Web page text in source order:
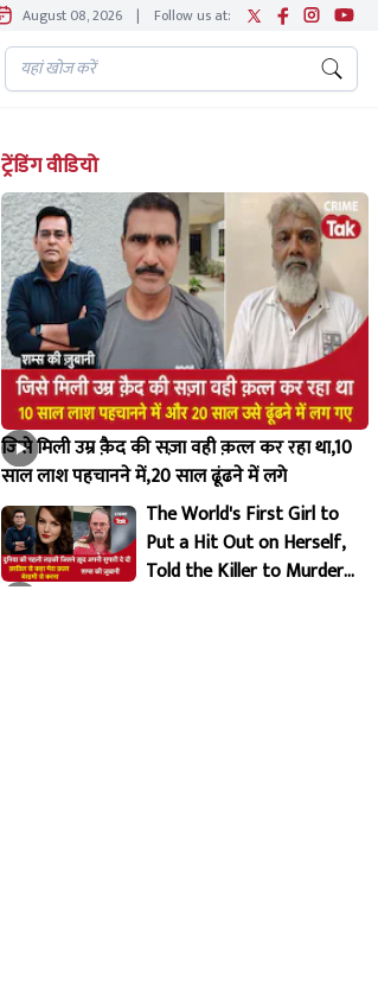
August 08, 2026 | Follow us at:
ट्रेंडिंग वीडियो
जिसे मिली उम्र क़ैद की सज़ा वही क़त्ल कर रहा था,10
साल लाश पहचानने में,20 साल ढूंढने में लगे
The World's First Girl to
Put a Hit Out on Herself,
Told the Killer to Murder